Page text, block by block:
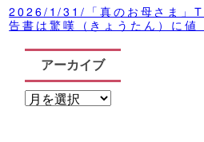
2026/1/31/「真のお母さま」
告書は驚嘆（きょうたん）に値
アーカイブ
ア
ー